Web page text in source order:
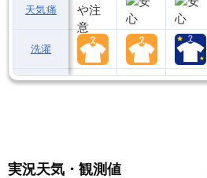
天気痛
洗濯
実況天気・観測値